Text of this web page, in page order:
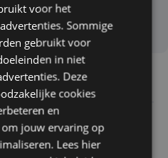
voor het
Sommige
gebruikt voor
in niet
Deze
cookies
en
jouw ervaring op
Lees hier